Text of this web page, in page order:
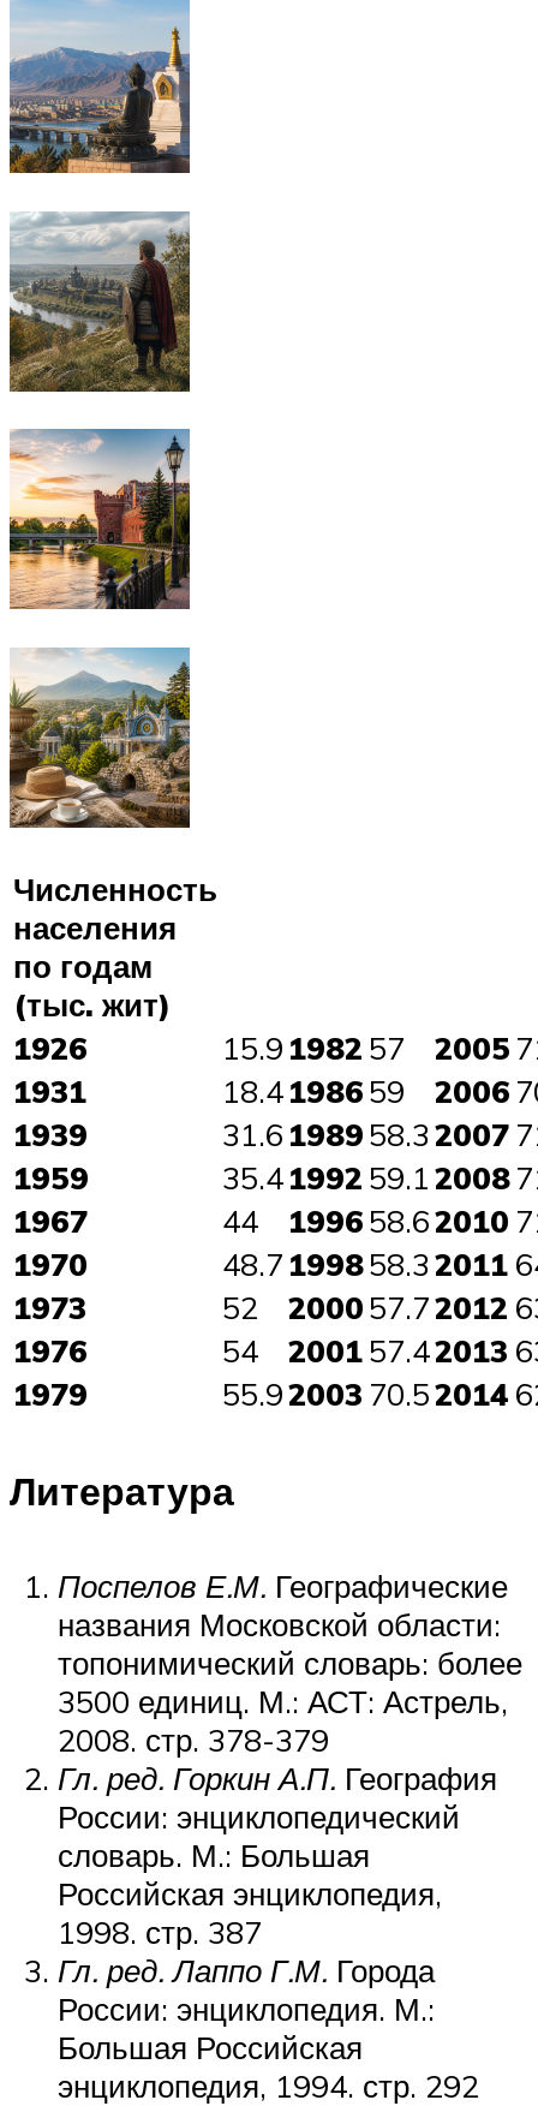
Численность
населения
по годам
(тыс. жит)
1926
15.9 1982 57 2005
1931
18.4198659 2006
1939
31.6 198958.32007
1959
35.41992 59.12008
1967
44 199658.62010
1970
48.7 199858.32011
1973
52 200057.72012
1976
54 200157.42013
1979
55.92003 70.52014
Литература
Поспелов Е.М. Географические
названия Московской области:
топонимический словарь: более
3500 единиц. М.: АСТ: Астрель,
2008. стр. 378-379
Гл. ред. Горкин А.П. География
России: энциклопедический
словарь. М.: Большая
Российская энциклопедия,
1998. стр. 387
Гл. ред. Лаппо Г.М. Города
России: энциклопедия. М.:
Большая Российская
энциклопедия, 1994. стр. 292